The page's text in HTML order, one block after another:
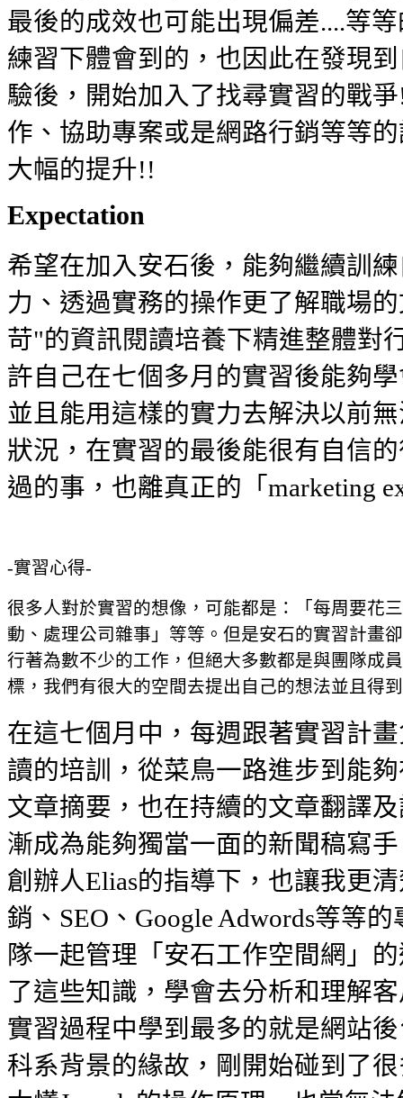
最後的成效也可能出現偏差....等
練習下體會到的，也因此在發現
驗後，開始加入了找尋實習的戰
作、協助專案或是網路行銷等等
大幅的提升!!
Expectation
希望在加入安石後，能夠繼續訓
力、透過實務的操作更了解職場
苛"的資訊閱讀培養下精進整體對
許自己在七個多月的實習後能夠
並且能用這樣的實力去解決以前
狀況，在實習的最後能很有自信
過的事，也離真正的「marketing
-實習心得-
很多人對於實習的想像，可能都是：「每周要花
動、處理公司雜事」等等。但是安石的實習計畫
行著為數不少的工作，但絕大多數都是與團隊成
標，我們有很大的空間去提出自己的想法並且得
在這七個月中，每週跟著實習計
讀的培訓，從菜鳥一路進步到能
文章摘要，也在持續的文章翻譯
漸成為能夠獨當一面的新聞稿寫
創辦人Elias的指導下，也讓我更
銷、SEO、Google Adwords等等
隊一起管理「安石工作空間網」
了這些知識，學會去分析和理解
實習過程中學到最多的就是網站
科系背景的緣故，剛開始碰到了